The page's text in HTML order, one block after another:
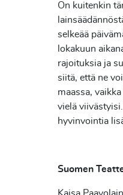
On kuitenkin
selkeää
lokakuun
rajoituksia ja
siitä, että ne
maassa,
vielä
hyvinvointia
Suomen